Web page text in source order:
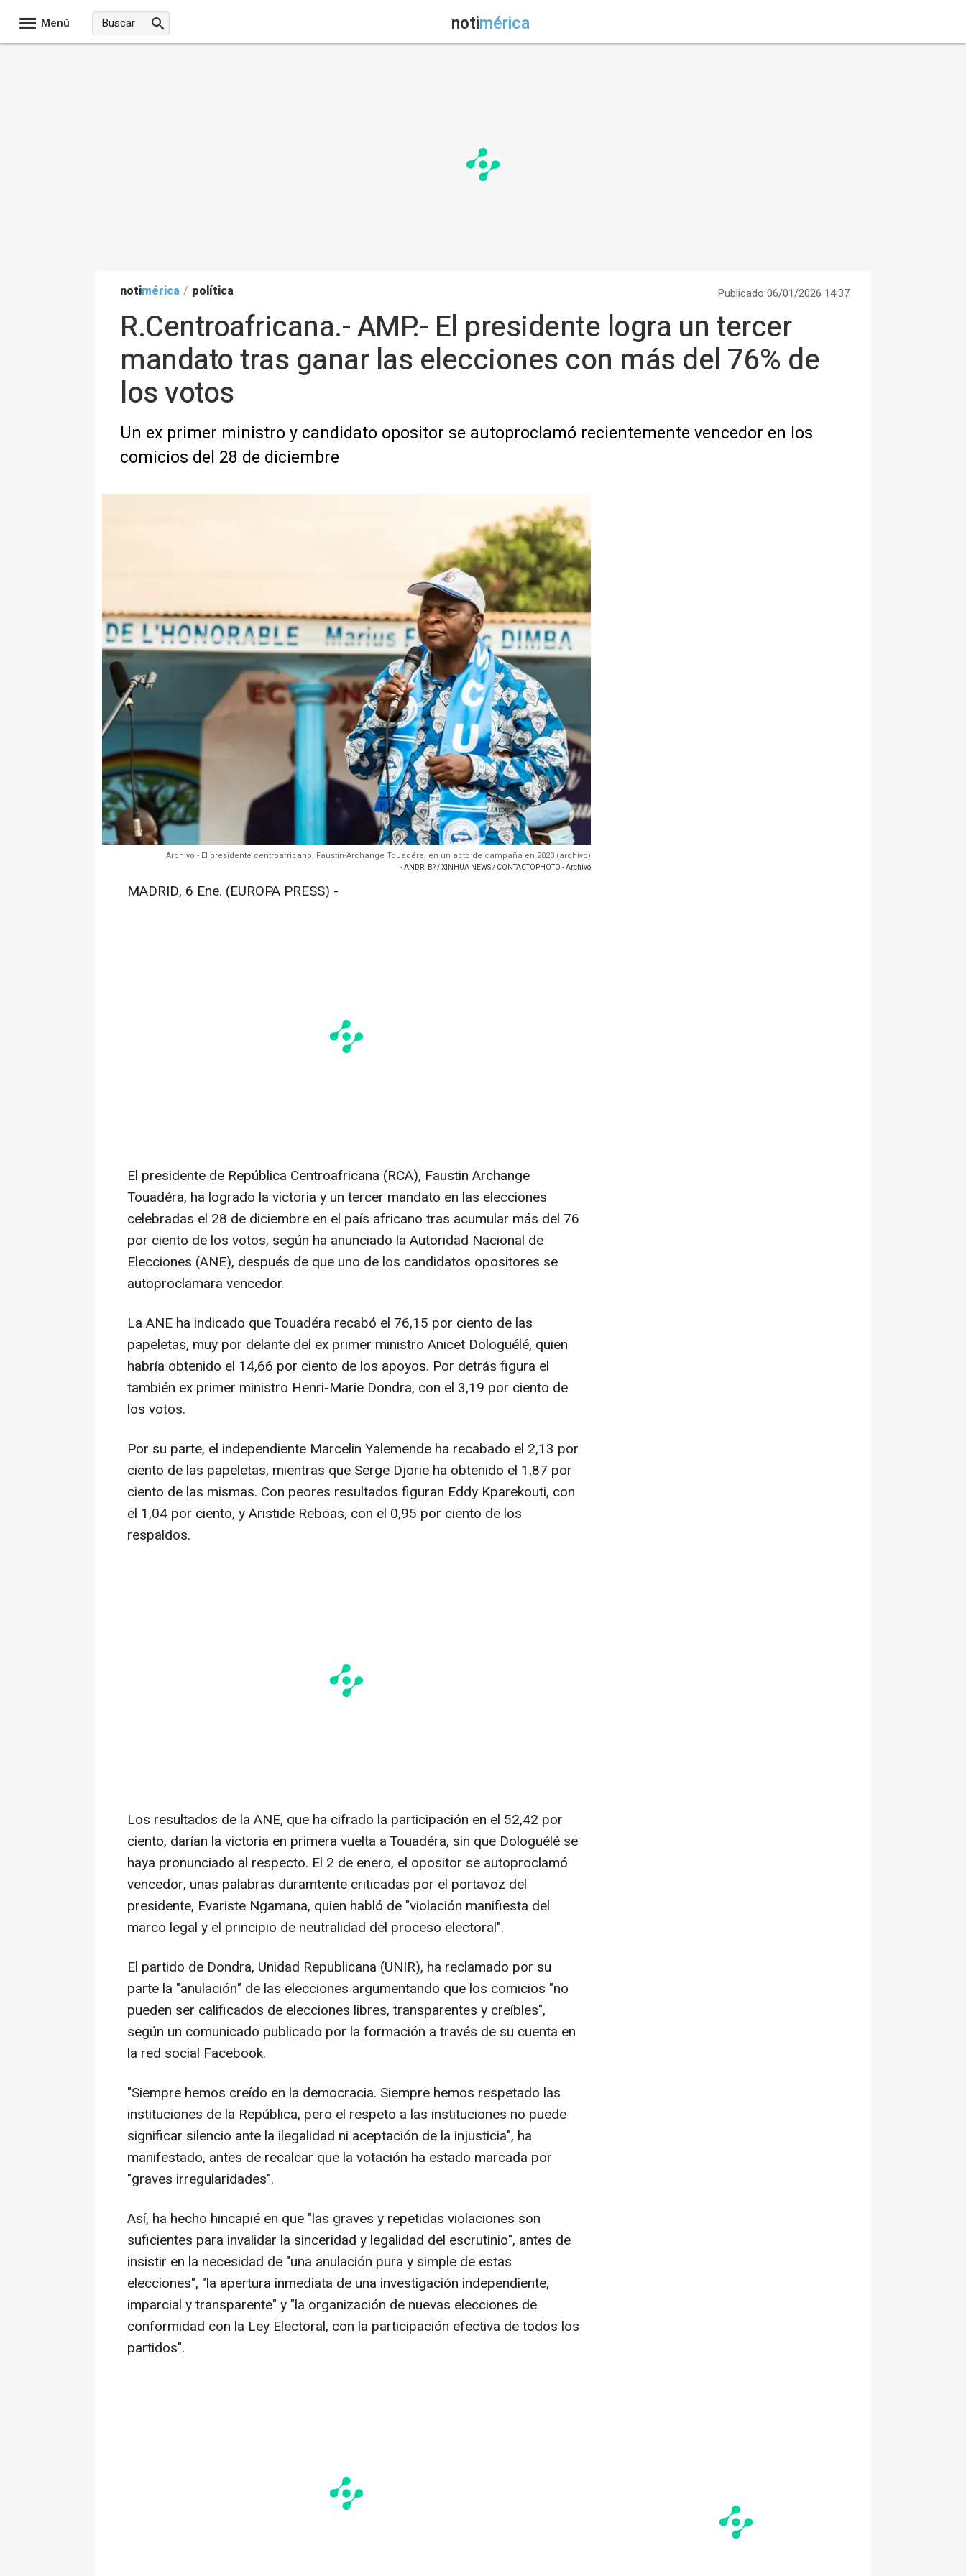
Menú notimérica
notimérica / política Publicado 06/01/2026 14:37
R.Centroafricana.- AMP.- El presidente logra un tercer
mandato tras ganar las elecciones con más del 76% de
los votos
Un ex primer ministro y candidato opositor se autoproclamó recientemente vencedor en los
comicios del 28 de diciembre
Archivo - El presidente centroafricano, Faustin-Archange Touadéra, en un acto de campaña en 2020 (archivo)
- ANDR¦ B? / XINHUA NEWS / CONTACTOPHOTO - Archivo
MADRID, 6 Ene. (EUROPA PRESS) -
El presidente de República Centroafricana (RCA), Faustin Archange
Touadéra, ha logrado la victoria y un tercer mandato en las elecciones
celebradas el 28 de diciembre en el país africano tras acumular más del 76
por ciento de los votos, según ha anunciado la Autoridad Nacional de
Elecciones (ANE), después de que uno de los candidatos opositores se
autoproclamara vencedor.
La ANE ha indicado que Touadéra recabó el 76,15 por ciento de las
papeletas, muy por delante del ex primer ministro Anicet Dologuélé, quien
habría obtenido el 14,66 por ciento de los apoyos. Por detrás figura el
también ex primer ministro Henri-Marie Dondra, con el 3,19 por ciento de
los votos.
Por su parte, el independiente Marcelin Yalemende ha recabado el 2,13 por
ciento de las papeletas, mientras que Serge Djorie ha obtenido el 1,87 por
ciento de las mismas. Con peores resultados figuran Eddy Kparekouti, con
el 1,04 por ciento, y Aristide Reboas, con el 0,95 por ciento de los
respaldos.
Los resultados de la ANE, que ha cifrado la participación en el 52,42 por
ciento, darían la victoria en primera vuelta a Touadéra, sin que Dologuélé se
haya pronunciado al respecto. El 2 de enero, el opositor se autoproclamó
vencedor, unas palabras duramtente criticadas por el portavoz del
presidente, Evariste Ngamana, quien habló de "violación manifiesta del
marco legal y el principio de neutralidad del proceso electoral".
El partido de Dondra, Unidad Republicana (UNIR), ha reclamado por su
parte la "anulación" de las elecciones argumentando que los comicios "no
pueden ser calificados de elecciones libres, transparentes y creíbles",
según un comunicado publicado por la formación a través de su cuenta en
la red social Facebook.
"Siempre hemos creído en la democracia. Siempre hemos respetado las
instituciones de la República, pero el respeto a las instituciones no puede
significar silencio ante la ilegalidad ni aceptación de la injusticia", ha
manifestado, antes de recalcar que la votación ha estado marcada por
"graves irregularidades".
Así, ha hecho hincapié en que "las graves y repetidas violaciones son
suficientes para invalidar la sinceridad y legalidad del escrutinio", antes de
insistir en la necesidad de "una anulación pura y simple de estas
elecciones", "la apertura inmediata de una investigación independiente,
imparcial y transparente" y "la organización de nuevas elecciones de
conformidad con la Ley Electoral, con la participación efectiva de todos los
partidos".